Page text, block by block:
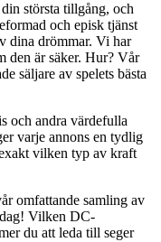
största tillgång, och
och episk tjänst
dina drömmar. Vi har
den är säker. Hur? Vår
säljare av spelets bästa
och andra värdefulla
varje annons en tydlig
vilken typ av kraft
omfattande samling av
Vilken DC-
du att leda till seger